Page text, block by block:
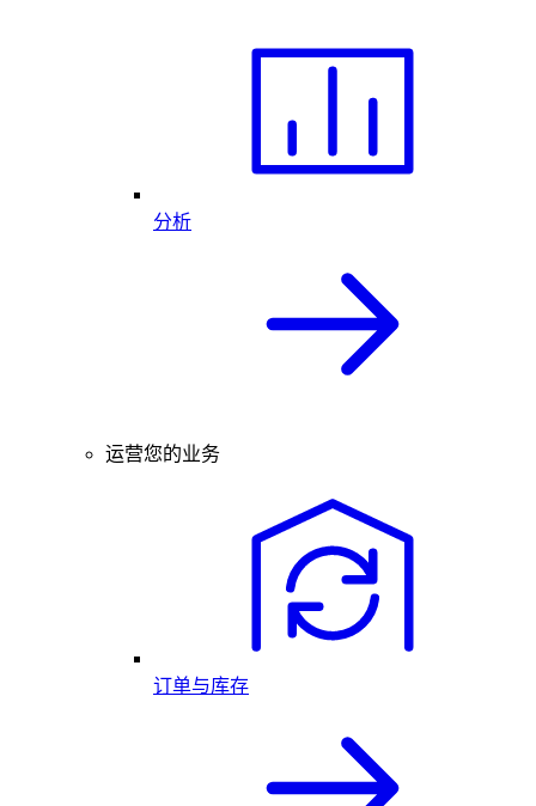
分析
运营您的业务
订单与库存